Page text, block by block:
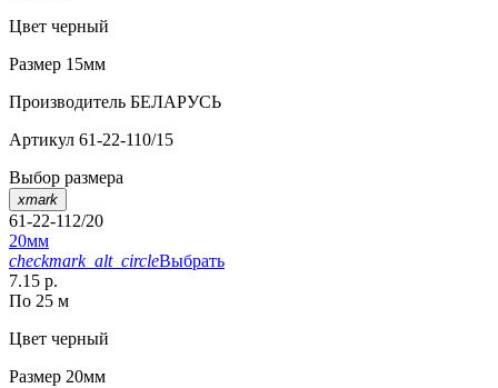
Цвет черный
Размер 15мм
Производитель БЕЛАРУСЬ
Артикул 61-22-110/15
Выбор размера
xmark
61-22-112/20
20мм
checkmark_alt_circleВыбрать
7.15 р.
По 25 м
Цвет черный
Размер 20мм